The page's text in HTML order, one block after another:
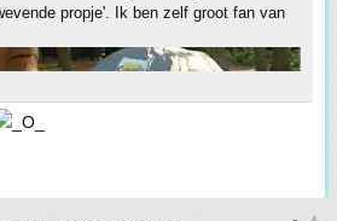
propje'. Ik ben zelf groot fan van